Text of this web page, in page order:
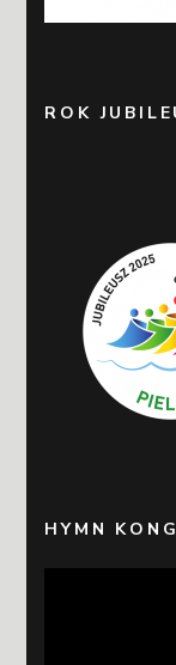
ROK
HYMN